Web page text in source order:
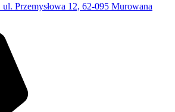
Przemysłowa 12, 62-095 Murowana